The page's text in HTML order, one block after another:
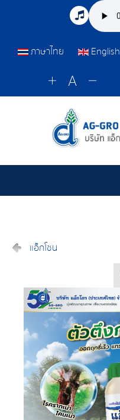
ภาษาไทย English
แอ็กโซน